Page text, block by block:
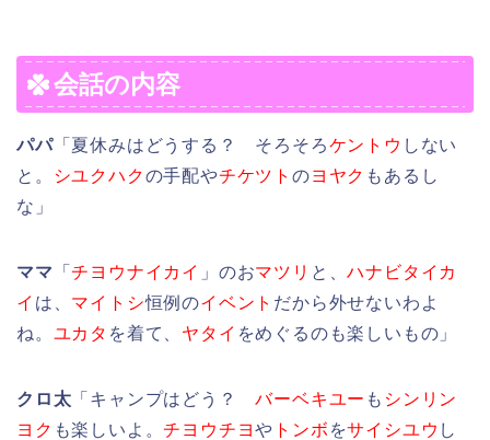
会話の内容
パパ「夏休みはどうする？ そろそろケントウ しない
と。
シユクハクの手配やチケツトのヨヤク もあるし
な」
ママ 「チヨウナイカイ 」のおマツリ と、ハナビタイカ
イ は、 マイトシ恒例のイベント だから外せないわよ
ね。 ユカタ を着て、 ヤタイ をめぐるのも楽しいもの」
クロ太 「キャンプはどう？バーベキユー も シンリン
ヨク も楽しいよ。チヨウチヨや トンボ をサイシユウ し